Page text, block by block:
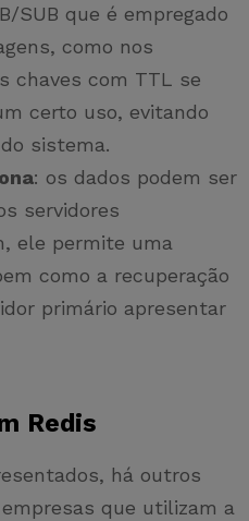
SUB que é empregado
como nos
chaves com TTL se
certo uso, evitando
sistema.
: os dados podem ser
servidores
ele permite uma
como a recuperação
primário apresentar
Redis
há outros
que utilizam a